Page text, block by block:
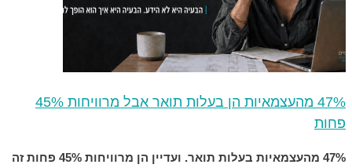
47% מהעצמאיות הן בעלות תואר אבל מרוויחות 45%
פחות
47% מהעצמאיות בעלות תואר. ועדיין הן מרוויחות 45% פחות זה